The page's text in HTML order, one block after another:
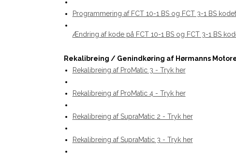
Programmering af FCT 10-1 BS og FCT 3-1 BS
Ændring af kode på FCT 10-1 BS og FCT 3-1 BS
Rekalibreing / Genindkøring af Hørmanns
Rekalibreing af ProMatic 3 - Tryk her
Rekalibreing af ProMatic 4 - Tryk her
Rekalibreing af SupraMatic 2 - Tryk her
Rekalibreing af SupraMatic 3 - Tryk her